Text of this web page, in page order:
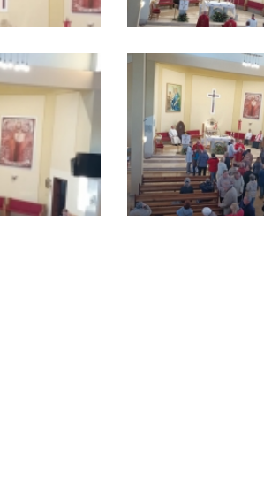
Proboszcz Parafii
ks. Grzegorz Kreft
Tel. 500 895 546
Email:
ksgrzegorzkreft@wp.pl
Strona internetowa parafii:
www.parafiazelislawki.pl